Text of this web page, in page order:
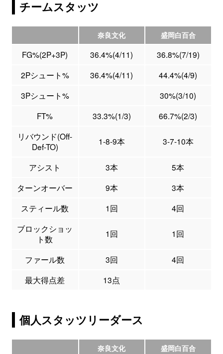
チームスタッツ
奈良文化 盛岡白百合
FG%(2P+3P) 36.4%(4/11)
36.8%(7/19)
2Pシュート%
36.4%(4/11)
44.4%(4/9)
3Pシュート%
30%(3/10)
FT%
33.3%(1/3)
66.7%(2/3)
リバウンド(Off-
Def-TO)
1-8-9本 3-7-10本
アシスト 3本
5本
ターンオーバー
9本
3本
スティール数
1回
4回
ブロックショッ
ト数
1回 1回
ファール数 3回
4回
最大得点差
13点
個人スタッツリーダース
奈良文化 盛岡白百合